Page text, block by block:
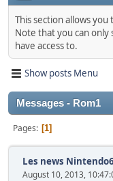
This section allows
Note that you can only
have access to.
Show posts Menu
Messages - Rom1
Pages 1
Les news
August 10, 2013,